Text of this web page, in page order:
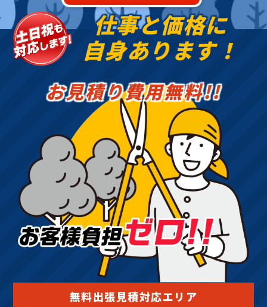
木 伐採、20m の 木 伐採
ュロ の 木 伐採、シマトネリコ 伐採、大木 伐採 費
用、高く なり すぎ た 木 剪定、特殊 伐採 費用、山
の 木 の 伐採、立木 伐採、庭木 伐採 業者、植木 伐
採、大木 伐採 業者、神社 の 木 伐採、竹 伐採、
採、13m の 木 伐採、14m の 木 伐採、15m の 木
伐採、16m の 木 伐採、17m の 木 伐採、19m の
木 伐採、20m の 木 伐採
採、芦屋市 翠ヶ丘町 伐採、芦屋市 岩園町 伐
採、西宮市 伐採、西宮市 高須町 伐採、西宮
市 西宮浜 伐採、西宮市 枝川町 伐採、伊丹
市 伐採、宝塚市 伐採、川西市 伐採、三田市
伐採、支障木、支障木 伐採、特殊 伐採、竹林 伐採、
立木 伐採、高木 伐採、大木 伐採、伐採 料金、樹木
の 伐採、木 の 伐採 費用、樹木 の 撤去、伐採 料
金、庭木 伐採 価格、高い 木 を 切る、アーボ リス
ト、木 の 伐採 業者、伐採 費用、庭 の 木 の 伐採 値
段、樹木 伐採 費用、 高く なり すぎ た 木 剪定、巨
木 の 伐採、20m ケヤキ 伐採 、処分 費用、杉 伐
採、ケヤキ 伐採、欅 伐採、クスノキ 伐採、ヒノキ
伐採、ソテツ 伐採、松の木 伐採、桜の 木 伐採、シ
ュロ の 木 伐採、シマトネリコ 伐採、大木 伐採 費
用、高く なり すぎ た 木 剪定、特殊 伐採 費用、山
の 木 の 伐採、立木 伐採、庭木 伐採 業者、植木 伐
採、大木 伐採 業者、神社 の 木 伐採、竹 伐採、
10m の 木 伐採、11m の 木 伐採、12m の 木 伐
採、13m の 木 伐採、14m の 木 伐採、15m の 木
伐採、16m の 木 伐採、17m の 木 伐採、19m の
仕事と価格に
自身あります！
お見積り費用無料!!
無料出張見積対応エリア